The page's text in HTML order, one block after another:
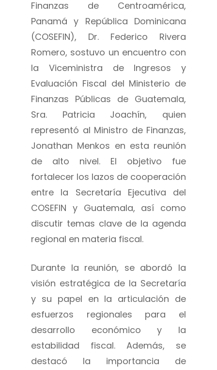
Finanzas de Centroamérica,
Panamá y República Dominicana
(COSEFIN), Dr. Federico Rivera
Romero, sostuvo un encuentro con
la Viceministra de Ingresos y
Evaluación Fiscal del Ministerio de
Finanzas Públicas de Guatemala,
Sra. Patricia Joachín, quien
representó al Ministro de Finanzas,
Jonathan Menkos en esta reunión
de alto nivel. El objetivo fue
fortalecer los lazos de cooperación
entre la Secretaría Ejecutiva del
COSEFIN y Guatemala, así como
discutir temas clave de la agenda
regional en materia fiscal.
Durante la reunión, se abordó la
visión estratégica de la Secretaría
y su papel en la articulación de
esfuerzos regionales para el
desarrollo económico y la
estabilidad fiscal. Además, se
destacó la importancia de